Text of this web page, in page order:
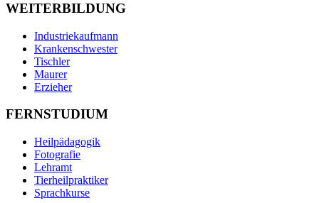
WEITERBILDUNG
Industriekaufmann
Krankenschwester
Tischler
Maurer
Erzieher
FERNSTUDIUM
Heilpädagogik
Fotografie
Lehramt
Tierheilpraktiker
Sprachkurse